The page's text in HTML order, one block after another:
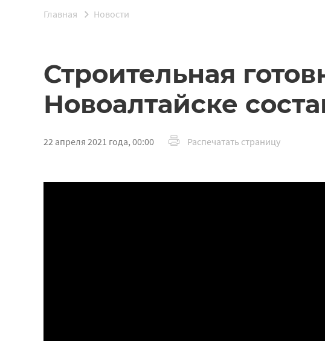
Главная Новости
Строительная
Новоалтайске
22 апреля 2021 года, 00:00 Распечатать страницу